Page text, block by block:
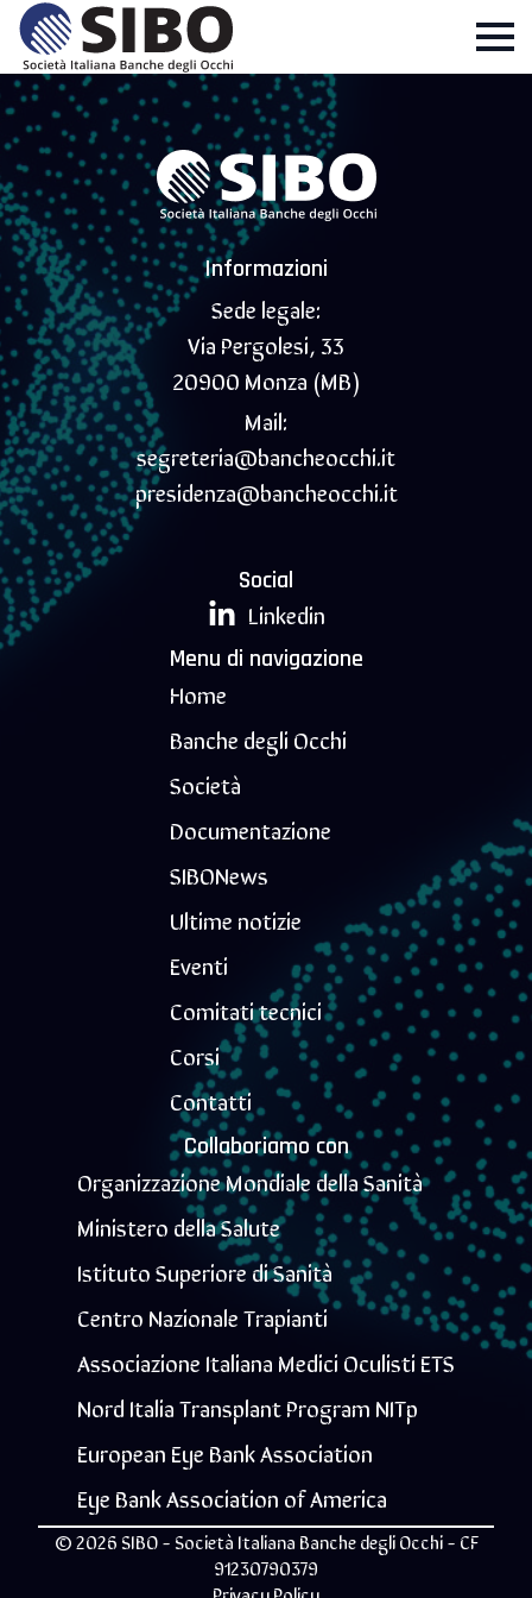
Informazioni
Sede legale:
Via Pergolesi, 33
20900 Monza (MB)
Mail:
segreteria@bancheocchi.it
presidenza@bancheocchi.it
Social
Linkedin
Menu di navigazione
Home
Banche degli Occhi
Società
Documentazione
SIBONews
Ultime notizie
Eventi
Comitati tecnici
Corsi
Contatti
Collaboriamo con
Organizzazione Mondiale della Sanità
Ministero della Salute
Istituto Superiore di Sanità
Centro Nazionale Trapianti
Associazione Italiana Medici Oculisti ETS
Nord Italia Transplant Program NITp
European Eye Bank Association
Eye Bank Association of America
© 2026 SIBO - Società Italiana Banche degli Occhi - CF
91230790379